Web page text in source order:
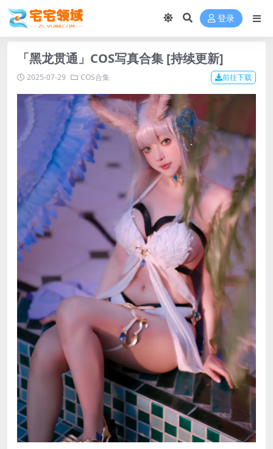
登录
「黑龙贯通」COS写真合集 [持续更新]
2025-07-29 COS合集 前往下载